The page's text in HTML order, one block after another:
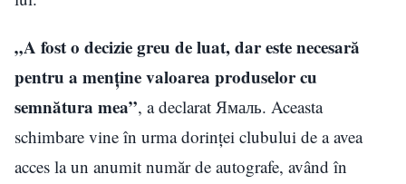
„A fost o decizie greu de luat, dar este necesară
pentru a menține valoarea produselor cu
semnătura mea”, a declarat Ямаль. Aceasta
schimbare vine în urma dorinței clubului de a avea
acces la un anumit număr de autografe, având în